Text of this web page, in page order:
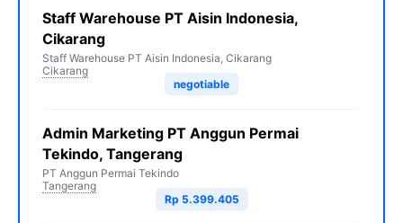
Staff Warehouse PT Aisin Indonesia,
Cikarang
Staff Warehouse PT Aisin Indonesia, Cikarang
Cikarang
negotiable
Admin Marketing PT Anggun Permai
Tekindo, Tangerang
PT Anggun Permai Tekindo
Tangerang
Rp 5.399.405